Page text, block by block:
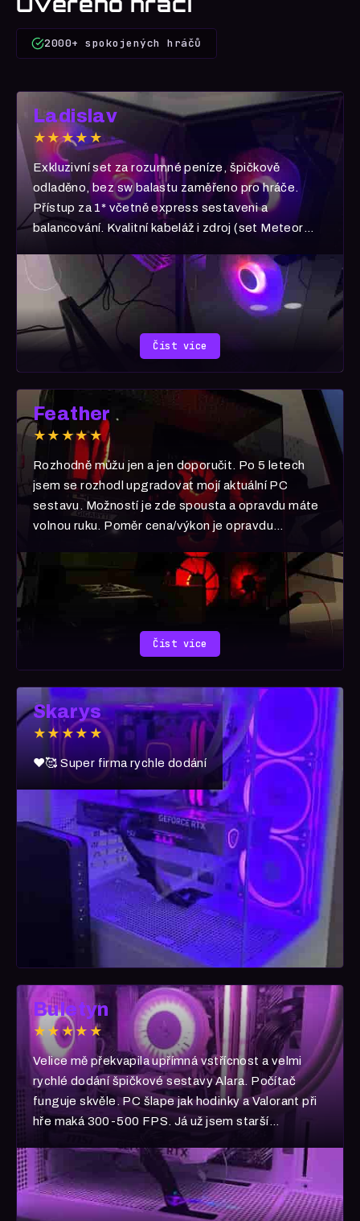
2000+ spokojených hráčů
Ladislav
★★★★★
Exkluzivní set za rozumné peníze, špičkově
odladěno, bez sw balastu zaměřeno pro hráče.
Přístup za 1* včetně express sestaveni a
balancování. Kvalitní kabeláž i zdroj (set Meteor
Číst více
Feather
★★★★★
Rozhodně můžu jen a jen doporučit. Po 5 letech
jsem se rozhodl upgradovat mojí aktuální PC
sestavu. Možností je zde spousta a opravdu máte
volnou ruku. Poměr cena/výkon je opravdu
pokud uvažujete nad nákupem, moje zkušenost je 1
s vyznamenáním.
Číst více
Skarys
★★★★★
❤️🥰 Super firma rychle dodání
Buletyn
★★★★★
Velice mě překvapila upřímná vstřícnost a velmi
rychlé dodání špičkové sestavy Alara. Počítač
funguje skvěle. PC šlape jak hodinky a Valorant při
hře maká 300-500 FPS. Já už jsem starší
vše daří! A všem vřele ULTRACOMP doporučuji!